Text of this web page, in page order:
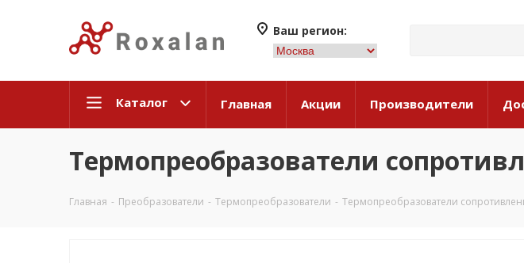
Ваш регион:
Каталог Главная Акции Производители
Термопреобразователи
Главная - Преобразователи - Термопреобразователи - Термопреобразователи